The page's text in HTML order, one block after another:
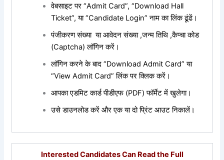
वेबसाइट पर “Admit Card”, “Download Hall
Ticket”, या “Candidate Login” नाम का लिंक ढूंढें।
पंजीकरण संख्या या आवेदन संख्या ,जन्म तिथि ,कैप्चा कोड
(Captcha) लॉगिन करें।
लॉगिन करने के बाद “Download Admit Card” या
“View Admit Card” लिंक पर क्लिक करें।
आपका एडमिट कार्ड पीडीएफ (PDF) फॉर्मेट में खुलेगा।
उसे डाउनलोड करें और एक या दो प्रिंट आउट निकालें।
Interested Candidates Can Read the Full